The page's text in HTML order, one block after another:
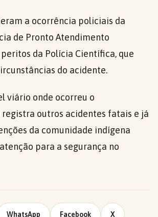
a ocorrência policiais da
de Pronto Atendimento
da Polícia Científica, que
do acidente.
viário onde ocorreu o
outros acidentes fatais e já
da comunidade indígena
para a segurança no
WhatsApp Facebook X